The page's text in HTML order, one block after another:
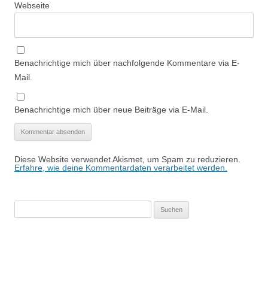
Webseite
Benachrichtige mich über nachfolgende Kommentare via E-
Mail.
Benachrichtige mich über neue Beiträge via E-Mail.
Diese Website verwendet Akismet, um Spam zu reduzieren.
Erfahre, wie deine Kommentardaten verarbeitet werden.